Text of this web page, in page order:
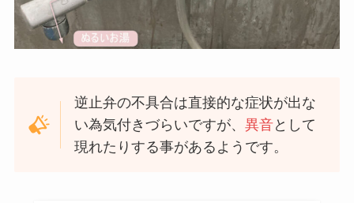
逆止弁の不具合は直接的な症状が出な
い為気付きづらいですが、異音として
現れたりする事があるようです。